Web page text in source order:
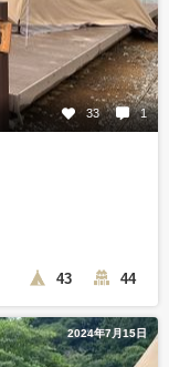
33 1
43 44
2024年7月15日